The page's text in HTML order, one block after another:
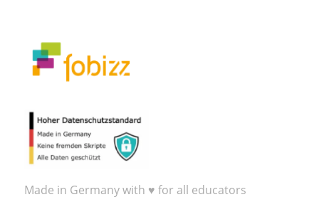
Made in Germany with ♥ for all educators